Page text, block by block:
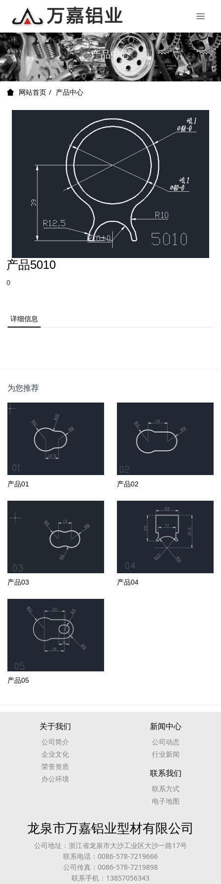
产品中心
网站首页 产品中心
产品5010
0
详细信息
为您推荐
产品01 产品02
产品03 产品04
产品05
关于我们
公司简介
企业文化
荣誉资质
办公环境
新闻中心
公司动态
行业新闻
联系我们
联系方式
电子地图
龙泉市万嘉铝业型材有限公司
公司地址：浙江省龙泉市大沙工业区大沙一路17号
联系电话：0086-578-7219666
公司传真：0086-578-7219898
联系手机：13857056343